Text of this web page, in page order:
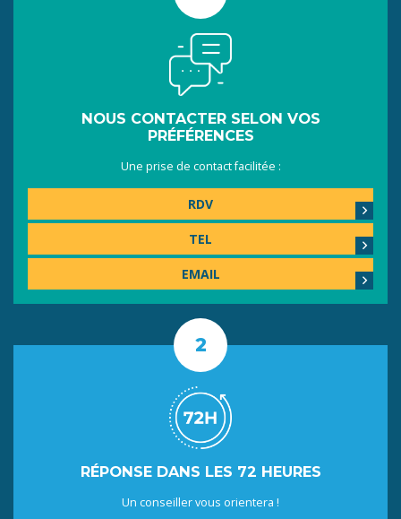
NOUS CONTACTER SELON VOS
PRÉFÉRENCES
Une prise de contact facilitée :
RDV
TEL
EMAIL
RÉPONSE DANS LES 72 HEURES
Un conseiller vous orientera !